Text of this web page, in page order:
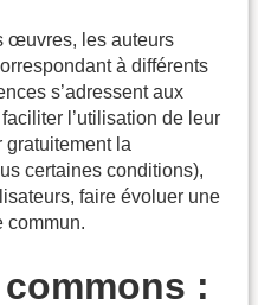
œuvres, les auteurs
à différents
s’adressent aux
l’utilisation de leur
gratuitement la
certaines conditions),
faire évoluer une
commun.
: